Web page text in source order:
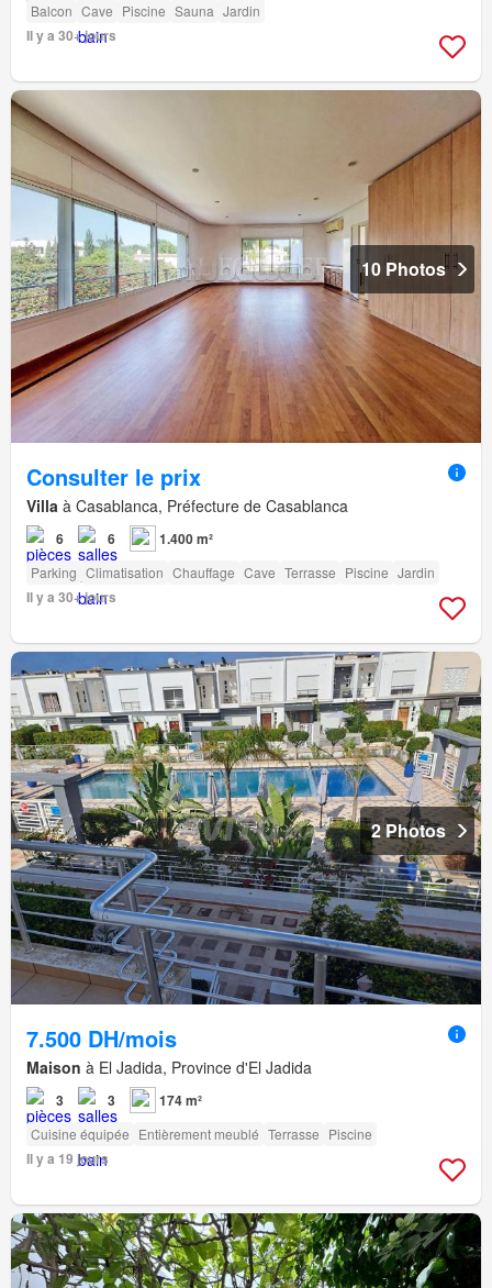
Balcon Cave Piscine Sauna Jardin
Il y a 30+ jours
10 Photos
Consulter le prix
Villa à Casablanca, Préfecture de Casablanca
6 6 1.400 m²
Parking Climatisation Chauffage Cave Terrasse Piscine Jardin
Il y a 30+ jours
2 Photos
7.500 DH/mois
Maison à El Jadida, Province d'El Jadida
3 3 174 m²
Cuisine équipée Entièrement meublé Terrasse Piscine
Il y a 19 jours